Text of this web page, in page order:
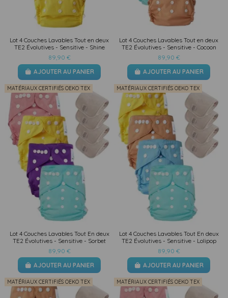
Lot 4 Couches Lavables Tout en deux
TE2 Évolutives - Sensitive - Shine
89,90 €
AJOUTER AU PANIER
Lot 4 Couches Lavables Tout en deux
TE2 Évolutives - Sensitive - Cocoon
89,90 €
AJOUTER AU PANIER
MATÉRIAUX CERTIFIÉS OEKO TEX
Lot 4 Couches Lavables Tout En deux
TE2 Évolutives - Sensitive - Sorbet
89,90 €
AJOUTER AU PANIER
MATÉRIAUX CERTIFIÉS OEKO TEX
Lot 4 Couches Lavables Tout En deux
TE2 Évolutives - Sensitive - Lolipop
89,90 €
AJOUTER AU PANIER
MATÉRIAUX CERTIFIÉS OEKO TEX MATÉRIAUX CERTIFIÉS OEKO TEX